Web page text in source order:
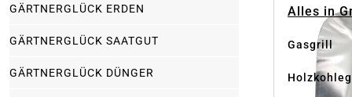
Alles in
Gasgrill
GÄRTNERGLÜCK ERDEN
GÄRTNERGLÜCK SAATGUT
GÄRTNERGLÜCK DÜNGER